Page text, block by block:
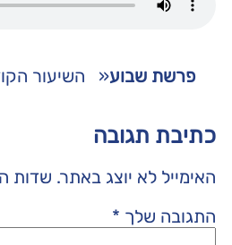
פרשת שבוע« השיעור
כתיבת תגובה
האימייל לא יוצג באתר. שדות
התגובה שלך *